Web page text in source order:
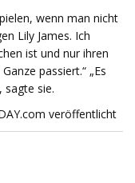
wenn man nicht
Lily James. Ich
ist und nur ihren
passiert.“ „Es
sagte sie.
veröffentlicht